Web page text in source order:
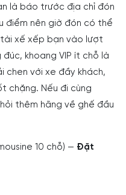
là báo trước địa chỉ đón
điểm nên giờ đón có thể
xế xếp bạn vào lượt
khoang VIP ít chỗ là
chen với xe đầy khách,
chặng. Nếu đi cùng
thêm hãng về ghế đầu
10 chỗ) — Đặt